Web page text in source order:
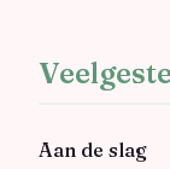
Aan de slag